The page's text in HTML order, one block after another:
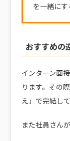
を一緒に
おすすめの
インターン面
ります。その
え」で完結し
また社員さん